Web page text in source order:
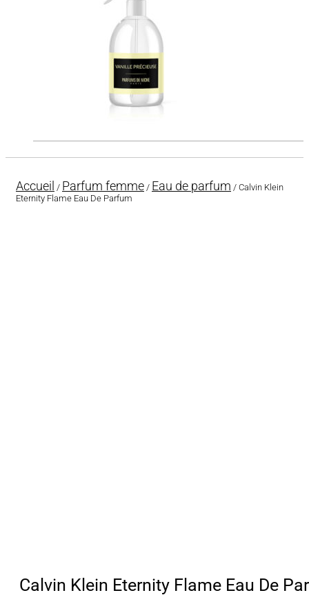
Accueil / Parfum femme / Eau de parfum / Calvin Klein
Eternity Flame Eau De Parfum
Calvin Klein Eternity Flame Eau De